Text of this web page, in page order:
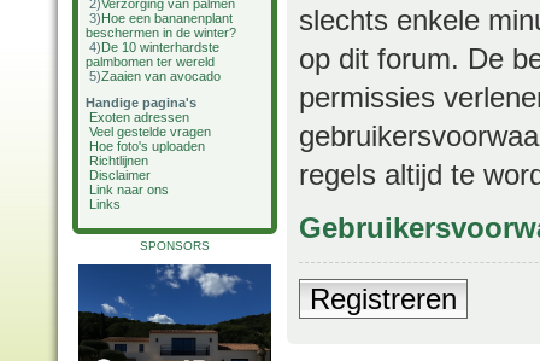
2)Verzorging van palmen
3)Hoe een bananenplant
beschermen in de winter?
4)De 10 winterhardste
palmbomen ter wereld
5)Zaaien van avocado
Handige pagina's
Exoten adressen
Veel gestelde vragen
Hoe foto's uploaden
Richtlijnen
Disclaimer
Link naar ons
Links
SPONSORS
slechts enkele
op dit forum. De
permissies
regels altijd te
Registreren